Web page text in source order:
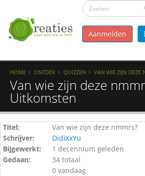
Aanmelden
HOME ONTDEK QUIZZEN VAN WIE ZIJN DEZE
Van wie zijn deze
Uitkomsten
Titel:
Van wie zijn deze nmmrs?
Schrijver:
DidiXxYu
Bijgewerkt:
1 decennium geleden
Gedaan:
34 totaal
0 vandaag